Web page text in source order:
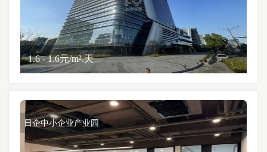
1.6 - 1.6元/m².天
日企中小企业产业园